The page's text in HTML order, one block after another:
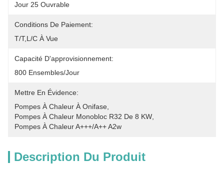
Jour 25 Ouvrable
Conditions De Paiement:
T/T,L/C À Vue
Capacité D'approvisionnement:
800 Ensembles/jour
Mettre En Évidence:
Pompes À Chaleur À Onifase
Pompes À Chaleur Monobloc R32 De 8 KW
Pompes À Chaleur A+++/A++ A2w
Description Du Produit